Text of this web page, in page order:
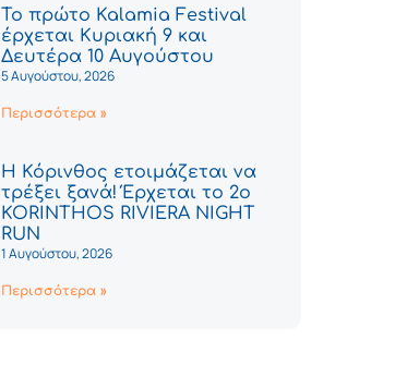
Το πρώτο Kalamia Festival
έρχεται Κυριακή 9 και
Δευτέρα 10 Αυγούστου
5 Αυγούστου, 2026
Περισσότερα »
Η Κόρινθος ετοιμάζεται να
τρέξει ξανά! Έρχεται το 2ο
KORINTHOS RIVIERA NIGHT
RUN
1 Αυγούστου, 2026
Περισσότερα »